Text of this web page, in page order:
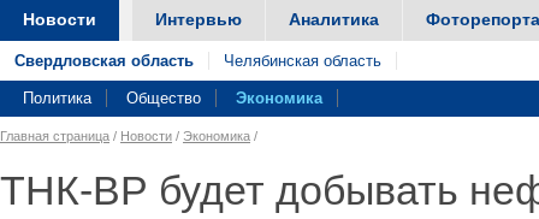
Новости Интервью Аналитика
Свердловская область Челябинская область
Политика Общество Экономика
Главная страница / Новости / Экономика /
ТНК-ВР будет добывать